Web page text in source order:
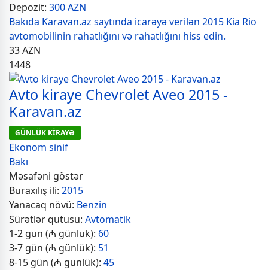
Depozit: 300 AZN
Bakıda Karavan.az saytında icarəyə verilən 2015 Kia Rio
avtomobilinin rahatlığını və rahatlığını hiss edin.
33AZN
1448
Avto kiraye Chevrolet Aveo 2015 -
Karavan.az
GÜNLÜK KİRAYƏ
Ekonom sinif
Bakı
Məsafəni göstər
Buraxılış ili: 2015
Yanacaq növü: Benzin
Sürətlər qutusu: Avtomatik
1-2 gün (₼ günlük): 60
3-7 gün (₼ günlük): 51
8-15 gün (₼ günlük): 45